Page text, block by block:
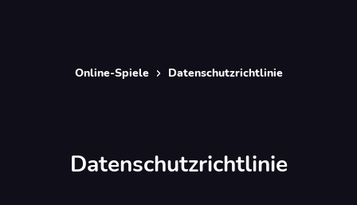
Online-Spiele Datenschutzrichtlinie
Datenschutzrichtlinie